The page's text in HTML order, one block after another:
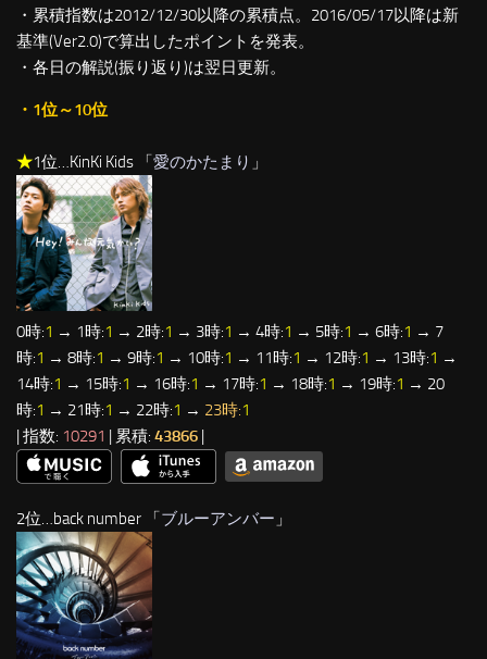
・累積指数は2012/12/30以降の累積点。2016/05/17以降は新
基準(Ver2.0)で算出したポイントを発表。
・各日の解説(振り返り)は翌日更新。
・1位～10位
★1位…KinKi Kids 「愛のかたまり 」
0時:1 → 1時:1 → 2時:1 → 3時:1 → 4時:1 → 5時:1 → 6時:1 → 7
時:1 → 8時:1 → 9時:1 → 10時:1 → 11時:1 → 12時:1 → 13時:1 →
14時:1 → 15時:1 → 16時:1 → 17時:1 → 18時:1 → 19時:1 → 20
時:1 → 21時:1 → 22時:1 → 23時:1
| 指数: 10291 | 累積: 43866 |
2位…back number 「ブルーアンバー 」